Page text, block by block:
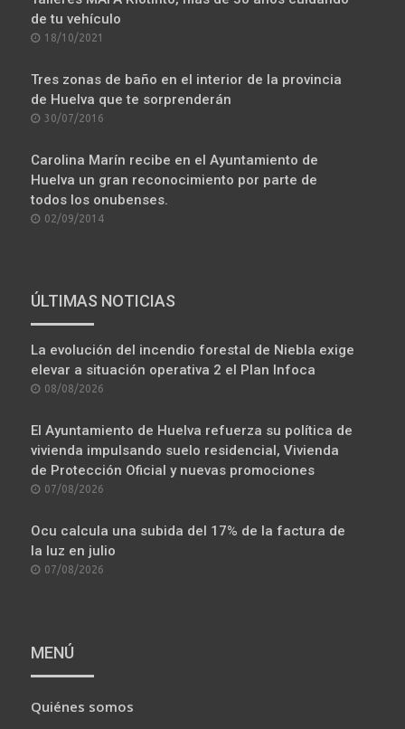
de tu vehículo
POSTED
18/10/2021
Tres zonas de baño en el interior de la provincia
de Huelva que te sorprenderán
POSTED
30/07/2016
Carolina Marín recibe en el Ayuntamiento de
Huelva un gran reconocimiento por parte de
todos los onubenses.
POSTED
02/09/2014
ÚLTIMAS NOTICIAS
La evolución del incendio forestal de Niebla exige
elevar a situación operativa 2 el Plan Infoca
POSTED
08/08/2026
El Ayuntamiento de Huelva refuerza su política de
vivienda impulsando suelo residencial, Vivienda
de Protección Oficial y nuevas promociones
POSTED
07/08/2026
Ocu calcula una subida del 17% de la factura de
la luz en julio
POSTED
07/08/2026
MENÚ
Quiénes somos